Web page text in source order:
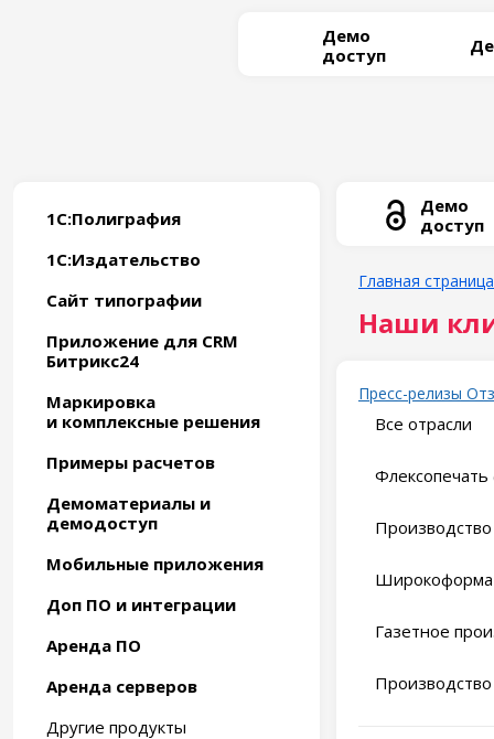
Демо
доступ
1С:Полиграфия
1С:Издательство
Сайт типографии
Приложение для CRM
Битрикс24
Маркировка
и комплексные решения
Примеры расчетов
Демоматериалы и
демодоступ
Мобильные приложения
Доп ПО и интеграции
Аренда ПО
Аренда серверов
Другие продукты
Демо
доступ
Главная страница
Наши
Пресс-релизы
Все отрасли
Флексопечать
Производство
Газетное
Производство